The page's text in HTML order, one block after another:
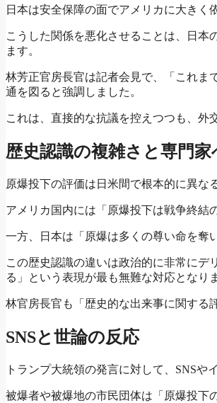
日本は安全保障の面でアメリカに大きく
こうした関係を悪化させることは、日本
ます。
林芳正官房長官は記者会見で、「これま
通を図ると強調しました。
これは、直接的な抗議を控えつつも、外
歴史認識の複雑さと専門
原爆投下の評価は日米間で根本的に異な
アメリカ国内には「原爆投下は戦争終結
一方、日本は「原爆は多くの尊い命を奪
この歴史認識の違いは政治的に非常にデ
る」という表現が最も無難な対応となり
林官房長官も「歴史的な出来事に関する
SNSと世論の反応
トランプ大統領の発言に対して、SNSや
被爆者や被爆地の市民団体は「原爆投下